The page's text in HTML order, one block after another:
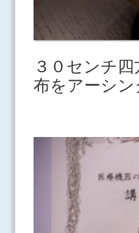
３０センチ
布をアーシ